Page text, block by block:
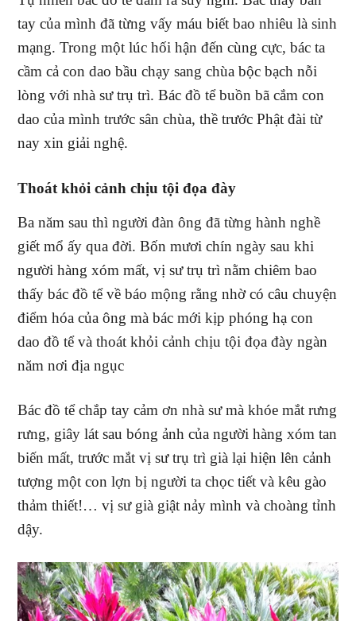
tay của mình đã từng vấy máu biết bao nhiêu là sinh
mạng. Trong một lúc hối hận đến cùng cực, bác ta
cầm cả con dao bầu chạy sang chùa bộc bạch nỗi
lòng với nhà sư trụ trì. Bác đồ tể buồn bã cắm con
dao của mình trước sân chùa, thề trước Phật đài từ
nay xin giải nghệ.
Thoát khỏi cảnh chịu tội đọa đày
Ba năm sau thì người đàn ông đã từng hành nghề
giết mổ ấy qua đời. Bốn mươi chín ngày sau khi
người hàng xóm mất, vị sư trụ trì nằm chiêm bao
thấy bác đồ tể về báo mộng rằng nhờ có câu chuyện
điểm hóa của ông mà bác mới kịp phóng hạ con
dao đồ tể và thoát khỏi cảnh chịu tội đọa đày ngàn
năm nơi địa ngục
Bác đồ tể chắp tay cảm ơn nhà sư mà khóe mắt rưng
rưng, giây lát sau bóng ảnh của người hàng xóm tan
biến mất, trước mắt vị sư trụ trì già lại hiện lên cảnh
tượng một con lợn bị người ta chọc tiết và kêu gào
thảm thiết!… vị sư già giật nảy mình và choàng tỉnh
dậy.